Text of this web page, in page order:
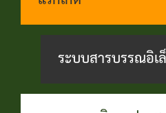
เงิน
บัญชี
เบี้ย
การ
ศึกษา
การตาม
นโยบาย
การ
บริหาร
แจ้ง
ข้อมูล
เบาะแส
ระบบสารบรรณอิ